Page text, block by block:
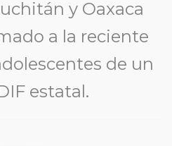
y Oaxaca
a la reciente
de un
estatal.